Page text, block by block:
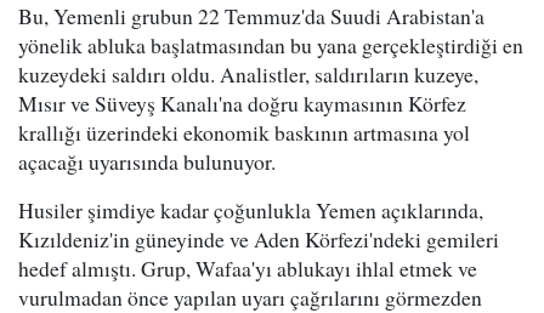
Bu, Yemenli grubun 22 Temmuz'da Suudi Arabistan'a
yönelik abluka başlatmasından bu yana gerçekleştirdiği en
kuzeydeki saldırı oldu. Analistler, saldırıların kuzeye,
Mısır ve Süveyş Kanalı'na doğru kaymasının Körfez
krallığı üzerindeki ekonomik baskının artmasına yol
açacağı uyarısında bulunuyor.
Husiler şimdiye kadar çoğunlukla Yemen açıklarında,
Kızıldeniz'in güneyinde ve Aden Körfezi'ndeki gemileri
hedef almıştı. Grup, Wafaa'yı ablukayı ihlal etmek ve
vurulmadan önce yapılan uyarı çağrılarını görmezden